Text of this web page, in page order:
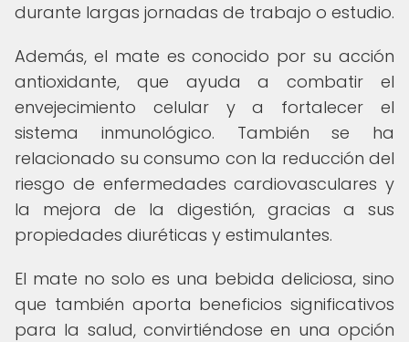
durante largas jornadas de trabajo o estudio.
Además, el mate es conocido por su acción
antioxidante, que ayuda a combatir el
envejecimiento celular y a fortalecer el
sistema inmunológico. También se ha
relacionado su consumo con la reducción del
riesgo de enfermedades cardiovasculares y
la mejora de la digestión, gracias a sus
propiedades diuréticas y estimulantes.
El mate no solo es una bebida deliciosa, sino
que también aporta beneficios significativos
para la salud, convirtiéndose en una opción